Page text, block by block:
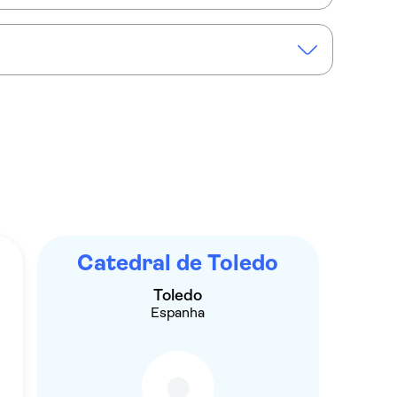
Catedral de Toledo
Toledo
Espanha